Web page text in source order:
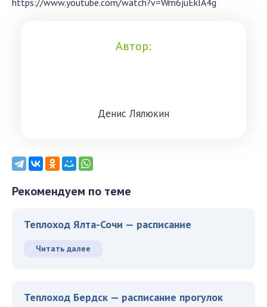
https://www.youtube.com/watch?v=Wm6juEkIA4g
Автор:
Дeниc Лялюкин
Рекомендуем по теме
Теплоход Ялта-Сочи — расписание
Читать далее
Теплоход Бердск — расписание прогулок